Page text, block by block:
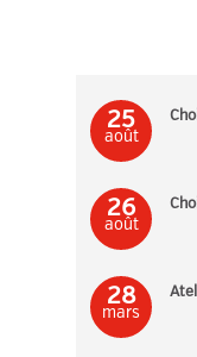
25
août
26
août
28
mars